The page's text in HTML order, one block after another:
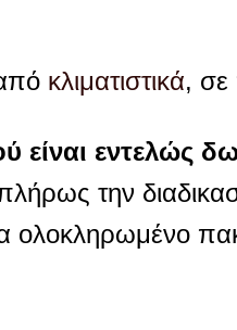
κλιματιστικά, σε
είναι εντελώς
την
ολοκληρωμένο